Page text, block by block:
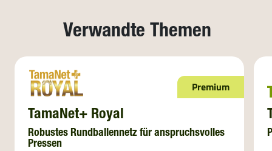
Verwandte Themen
Premium
TamaNet+ Royal
Robustes Rundballennetz für anspruchsvolles
Pressen